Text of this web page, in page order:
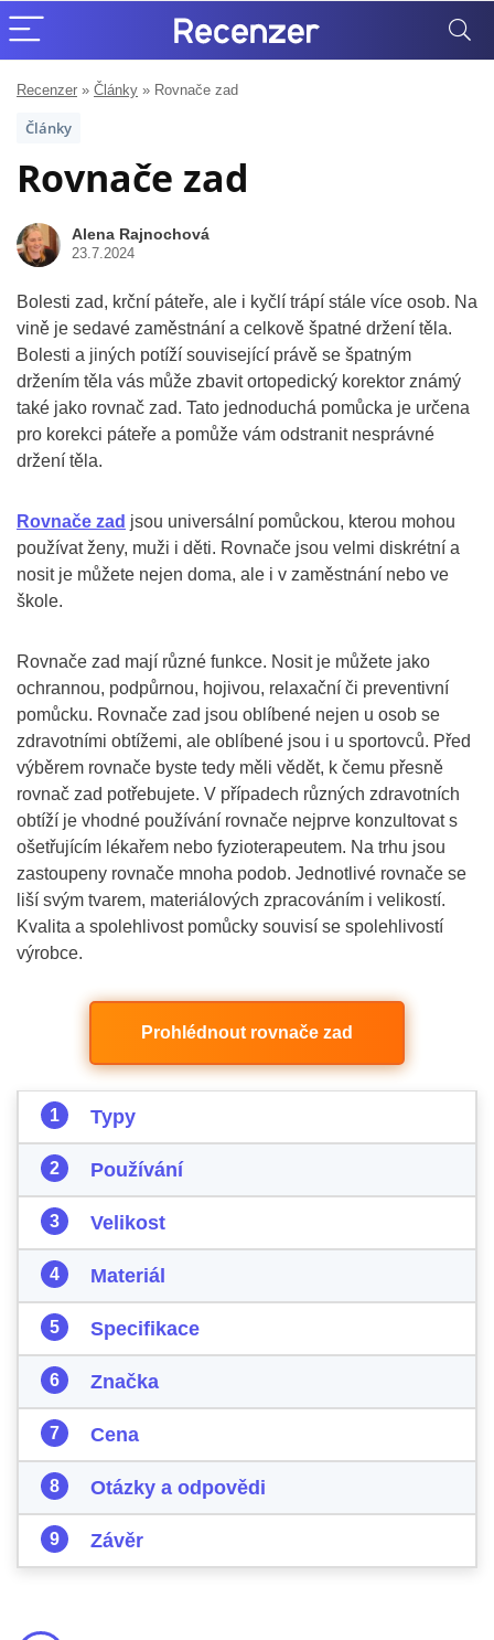
Recenzer » Články » Rovnače zad
Články
Rovnače zad
Alena Rajnochová
23.7.2024
Bolesti zad, krční páteře, ale i kyčlí trápí stále více osob. Na
vině je sedavé zaměstnání a celkově špatné držení těla.
Bolesti a jiných potíží související právě se špatným
držením těla vás může zbavit ortopedický korektor známý
také jako rovnač zad. Tato jednoduchá pomůcka je určena
pro korekci páteře a pomůže vám odstranit nesprávné
držení těla.
Rovnače zad jsou universální pomůckou, kterou mohou
používat ženy, muži i děti. Rovnače jsou velmi diskrétní a
nosit je můžete nejen doma, ale i v zaměstnání nebo ve
škole.
Rovnače zad mají různé funkce. Nosit je můžete jako
ochrannou, podpůrnou, hojivou, relaxační či preventivní
pomůcku. Rovnače zad jsou oblíbené nejen u osob se
zdravotními obtížemi, ale oblíbené jsou i u sportovců. Před
výběrem rovnače byste tedy měli vědět, k čemu přesně
rovnač zad potřebujete. V případech různých zdravotních
obtíží je vhodné používání rovnače nejprve konzultovat s
ošetřujícím lékařem nebo fyzioterapeutem. Na trhu jsou
zastoupeny rovnače mnoha podob. Jednotlivé rovnače se
liší svým tvarem, materiálových zpracováním i velikostí.
Kvalita a spolehlivost pomůcky souvisí se spolehlivostí
výrobce.
Prohlédnout rovnače zad
Typy
Používání
Velikost
Materiál
Specifikace
Značka
Cena
Otázky a odpovědi
Závěr